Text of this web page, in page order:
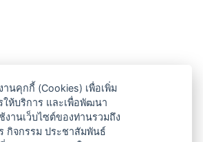
านคุกกี้ (Cookies) เพื่อเพิ่ม
ห้บริการ และเพื่อพัฒนา
านเว็บไซต์ของท่านรวมถึง
กิจกรรม ประชาสัมพันธ์